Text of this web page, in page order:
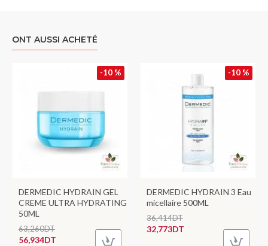
ONT AUSSI ACHETÉ
-10 %
DERMEDIC HYDRAIN GEL
CREME ULTRA HYDRATING
50ML
56,934DT
63,260DT
-10 %
DERMEDIC HYDRAIN 3 Eau
micellaire 500ML
32,773DT
36,414DT